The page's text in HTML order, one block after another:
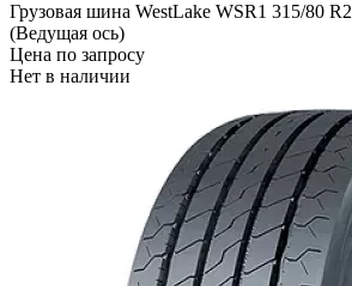
Грузовая шина WestLake WSR1 315/80
(Ведущая ось)
Цена по запросу
Нет в наличии